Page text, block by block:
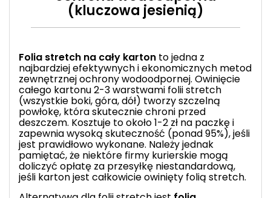
(kluczowa jesienią)
Folia stretch na cały karton to jedna z
najbardziej efektywnych i ekonomicznych metod
zewnętrznej ochrony wodoodpornej. Owinięcie
całego kartonu 2-3 warstwami folii stretch
(wszystkie boki, góra, dół) tworzy szczelną
powłokę, która skutecznie chroni przed
deszczem. Kosztuje to około 1-2 zł na paczkę i
zapewnia wysoką skuteczność (ponad 95%), jeśli
jest prawidłowo wykonane. Należy jednak
pamiętać, że niektóre firmy kurierskie mogą
doliczyć opłatę za przesyłkę niestandardową,
jeśli karton jest całkowicie owinięty folią stretch.